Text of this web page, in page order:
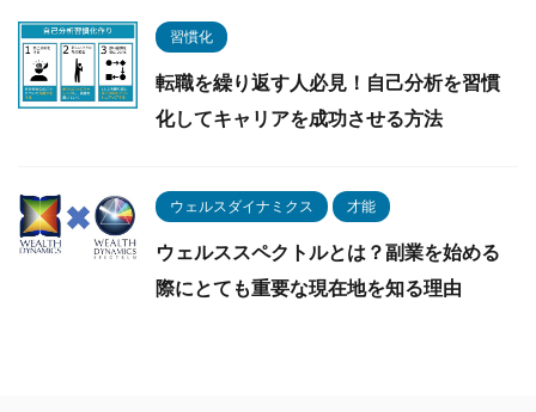
習慣化
転職を繰り返す人必見！自己分析を習慣
化してキャリアを成功させる方法
ウェルスダイナミクス 才能
ウェルススペクトルとは？副業を始める
際にとても重要な現在地を知る理由